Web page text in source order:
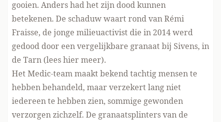
gooien. Anders had het zijn dood kunnen
betekenen. De schaduw waart rond van Rémi
Fraisse, de jonge milieuactivist die in 2014 werd
gedood door een vergelijkbare granaat bij Sivens, in
de Tarn (lees hier meer).
Het Medic-team maakt bekend tachtig mensen te
hebben behandeld, maar verzekert lang niet
iedereen te hebben zien, sommige gewonden
verzorgen zichzelf. De granaatsplinters van de